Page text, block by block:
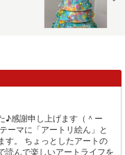
♪感謝申し上げます（＾ー
ーマに「アートリ絵ん」と
す。 ちょっとしたアートの
読んで楽しいアートライフを